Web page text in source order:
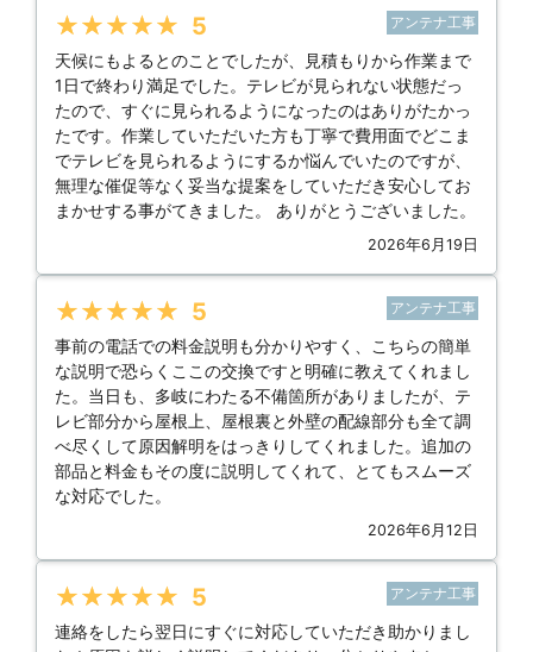
★★★★★ 5 アンテナ工事
天候にもよるとのことでしたが、見積もりから作業まで
1日で終わり満足でした。テレビが見られない状態だっ
たので、すぐに見られるようになったのはありがたかっ
たです。作業していただいた方も丁寧で費用面でどこま
でテレビを見られるようにするか悩んでいたのですが、
無理な催促等なく妥当な提案をしていただき安心してお
まかせする事がてきました。 ありがとうございました。
2026年6月19日
★★★★★ 5 アンテナ工事
事前の電話での料金説明も分かりやすく、こちらの簡単
な説明で恐らくここの交換ですと明確に教えてくれまし
た。当日も、多岐にわたる不備箇所がありましたが、テ
レビ部分から屋根上、屋根裏と外壁の配線部分も全て調
べ尽くして原因解明をはっきりしてくれました。追加の
部品と料金もその度に説明してくれて、とてもスムーズ
な対応でした。
2026年6月12日
★★★★★ 5 アンテナ工事
連絡をしたら翌日にすぐに対応していただき助かりまし